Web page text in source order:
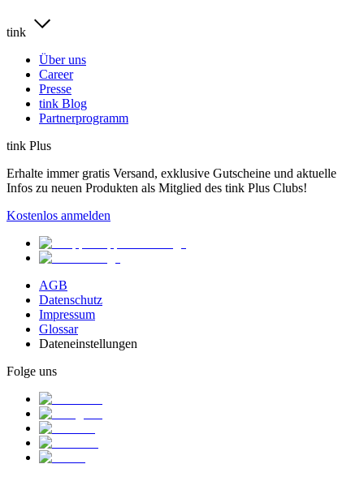
tink
Über uns
Career
Presse
tink Blog
Partnerprogramm
tink Plus
Erhalte immer gratis Versand, exklusive Gutscheine und aktuelle
Infos zu neuen Produkten als Mitglied des tink Plus Clubs!
Kostenlos anmelden
AGB
Datenschutz
Impressum
Glossar
Dateneinstellungen
Folge uns